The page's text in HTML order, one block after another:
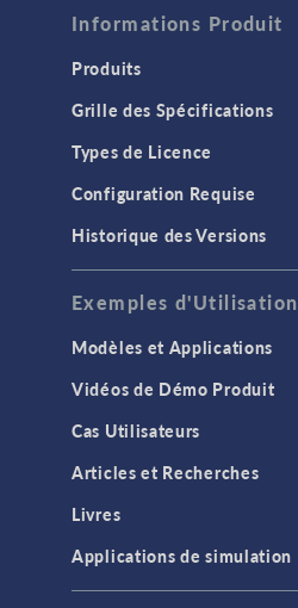
Informations Produit
Produits
Grille des Spécifications
Types de Licence
Configuration Requise
Historique des Versions
Exemples d'Utilisation
Modèles et Applications
Vidéos de Démo Produit
Cas Utilisateurs
Articles et Recherches
Livres
Applications de simulation